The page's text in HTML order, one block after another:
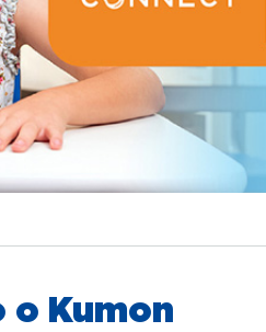
o Kumon